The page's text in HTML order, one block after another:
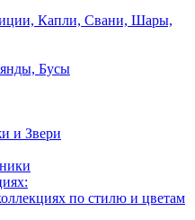
Капли, Свани, Шары,
Бусы
и Звери
по стилю и цветам